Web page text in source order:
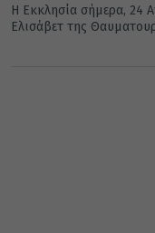
Η Εκκλησία σήμερα, 24
Ελισάβετ της